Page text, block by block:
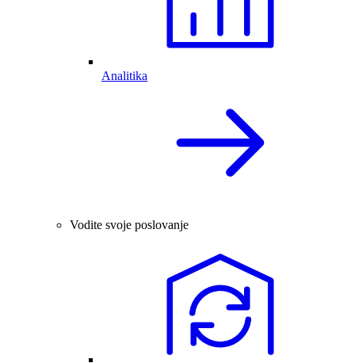
Analitika
Vodite svoje poslovanje